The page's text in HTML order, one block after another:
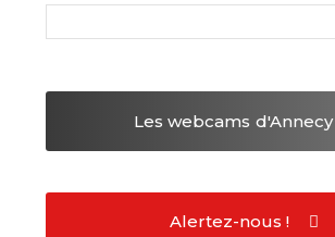
Les webcams d'Annecy
Alertez-nous !